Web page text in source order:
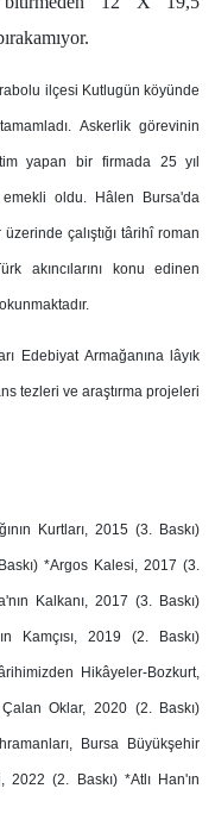
ilçesi Kutlugün köyünde
Askerlik görevinin
yapan bir firmada 25 yıl
oldu. Hâlen Bursa'da
çalıştığı târihî roman
akıncılarını konu edinen
Edebiyat Armağanına lâyık
tezleri ve araştırma projeleri
Kurtları, 2015 (3. Baskı)
*Argos Kalesi, 2017 (3.
Kalkanı, 2017 (3. Baskı)
Kamçısı, 2019 (2. Baskı)
Hikâyeler-Bozkurt,
Oklar, 2020 (2. Baskı)
Bursa Büyükşehir
(2. Baskı) *Atlı Han'ın